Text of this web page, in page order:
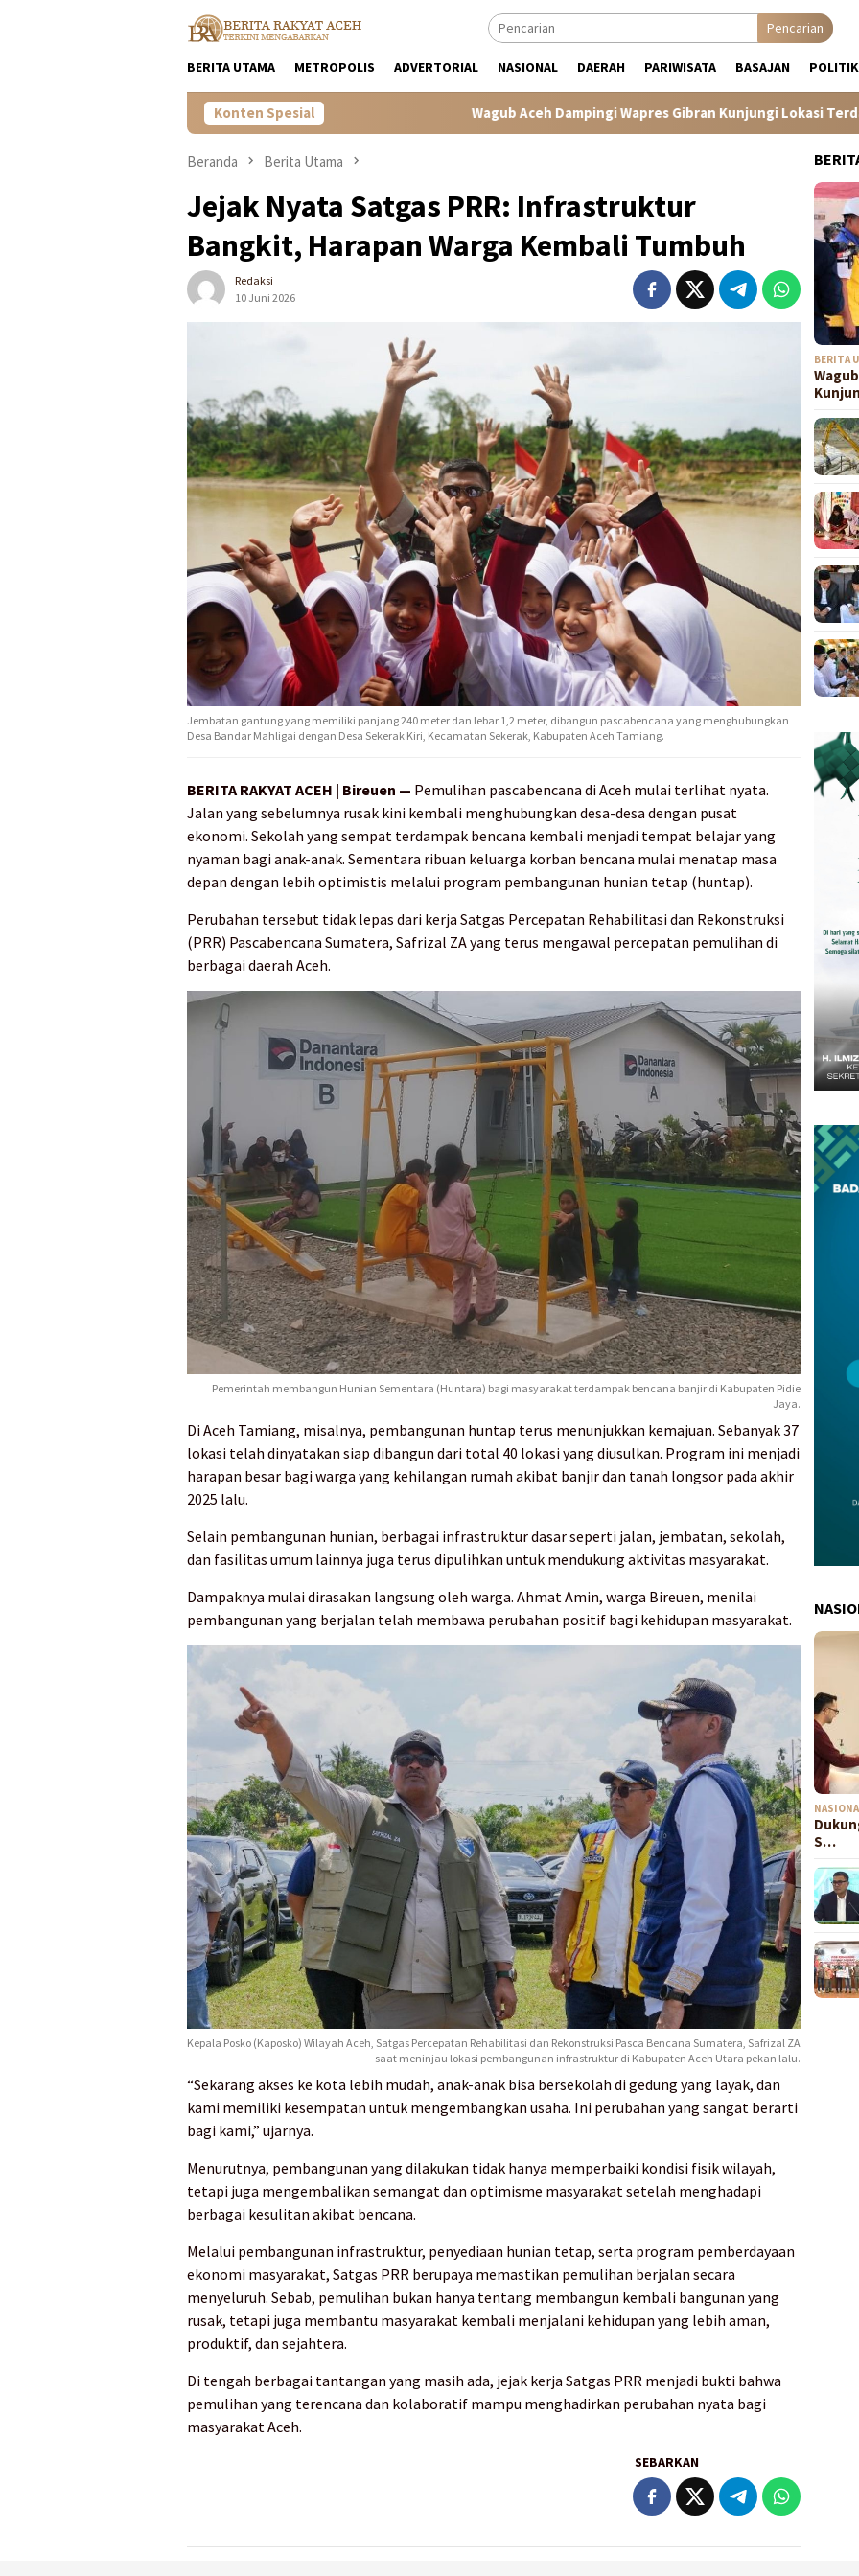
Pencarian
BERITA UTAMA METROPOLIS ADVERTORIAL NASIONAL DAERAH PARIWISATA BASAJAN POLITIK
Konten Spesial Wagub Aceh Dampingi Wapres Gibran Kunjungi Lokasi Terdampak
Beranda Berita Utama
Jejak Nyata Satgas PRR: Infrastruktur
Bangkit, Harapan Warga Kembali Tumbuh
Redaksi
10 Juni 2026
Jembatan gantung yang memiliki panjang 240 meter dan lebar 1,2 meter, dibangun pascabencana yang menghubungkan
Desa Bandar Mahligai dengan Desa Sekerak Kiri, Kecamatan Sekerak, Kabupaten Aceh Tamiang.
BERITA RAKYAT ACEH | Bireuen — Pemulihan pascabencana di Aceh mulai terlihat nyata.
Jalan yang sebelumnya rusak kini kembali menghubungkan desa-desa dengan pusat
ekonomi. Sekolah yang sempat terdampak bencana kembali menjadi tempat belajar yang
nyaman bagi anak-anak. Sementara ribuan keluarga korban bencana mulai menatap masa
depan dengan lebih optimistis melalui program pembangunan hunian tetap (huntap).
Perubahan tersebut tidak lepas dari kerja Satgas Percepatan Rehabilitasi dan Rekonstruksi
(PRR) Pascabencana Sumatera, Safrizal ZA yang terus mengawal percepatan pemulihan di
berbagai daerah Aceh.
Pemerintah membangun Hunian Sementara (Huntara) bagi masyarakat terdampak bencana banjir di Kabupaten Pidie
Jaya.
Di Aceh Tamiang, misalnya, pembangunan huntap terus menunjukkan kemajuan. Sebanyak 37
lokasi telah dinyatakan siap dibangun dari total 40 lokasi yang diusulkan. Program ini menjadi
harapan besar bagi warga yang kehilangan rumah akibat banjir dan tanah longsor pada akhir
2025 lalu.
Selain pembangunan hunian, berbagai infrastruktur dasar seperti jalan, jembatan, sekolah,
dan fasilitas umum lainnya juga terus dipulihkan untuk mendukung aktivitas masyarakat.
Dampaknya mulai dirasakan langsung oleh warga. Ahmat Amin, warga Bireuen, menilai
pembangunan yang berjalan telah membawa perubahan positif bagi kehidupan masyarakat.
Kepala Posko (Kaposko) Wilayah Aceh, Satgas Percepatan Rehabilitasi dan Rekonstruksi Pasca Bencana Sumatera, Safrizal ZA
saat meninjau lokasi pembangunan infrastruktur di Kabupaten Aceh Utara pekan lalu.
“Sekarang akses ke kota lebih mudah, anak-anak bisa bersekolah di gedung yang layak, dan
kami memiliki kesempatan untuk mengembangkan usaha. Ini perubahan yang sangat berarti
bagi kami,” ujarnya.
Menurutnya, pembangunan yang dilakukan tidak hanya memperbaiki kondisi fisik wilayah,
tetapi juga mengembalikan semangat dan optimisme masyarakat setelah menghadapi
berbagai kesulitan akibat bencana.
Melalui pembangunan infrastruktur, penyediaan hunian tetap, serta program pemberdayaan
ekonomi masyarakat, Satgas PRR berupaya memastikan pemulihan berjalan secara
menyeluruh. Sebab, pemulihan bukan hanya tentang membangun kembali bangunan yang
rusak, tetapi juga membantu masyarakat kembali menjalani kehidupan yang lebih aman,
produktif, dan sejahtera.
Di tengah berbagai tantangan yang masih ada, jejak kerja Satgas PRR menjadi bukti bahwa
pemulihan yang terencana dan kolaboratif mampu menghadirkan perubahan nyata bagi
masyarakat Aceh.
SEBARKAN
BERITA
S…